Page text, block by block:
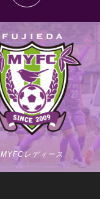
MYFCレディース